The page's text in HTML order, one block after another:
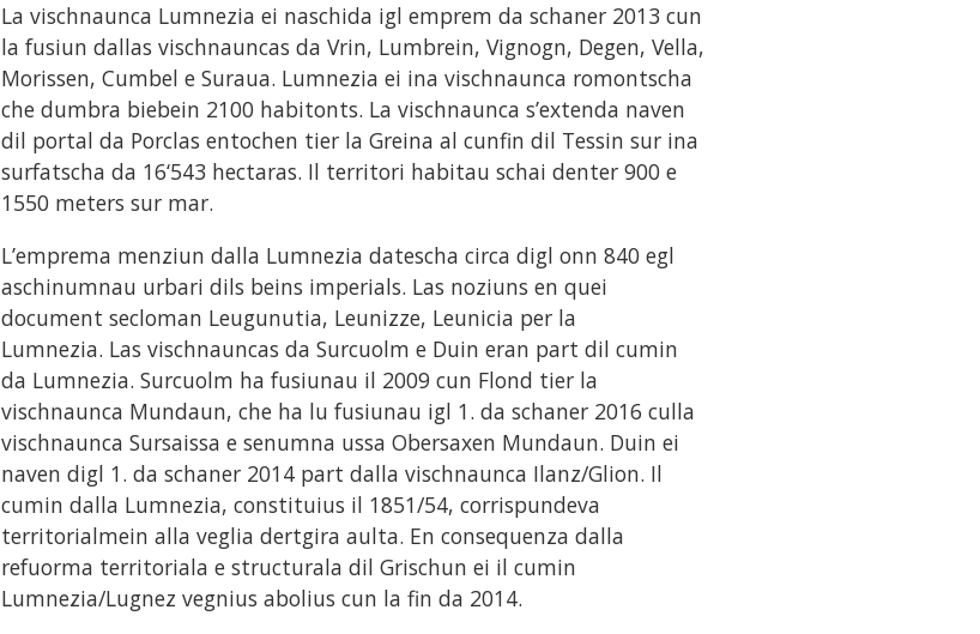
La vischnaunca Lumnezia ei naschida igl emprem da schaner 2013 cun
la fusiun dallas vischnauncas da Vrin, Lumbrein, Vignogn, Degen, Vella,
Morissen, Cumbel e Suraua. Lumnezia ei ina vischnaunca romontscha
che dumbra biebein 2100 habitonts. La vischnaunca s’extenda naven
dil portal da Porclas entochen tier la Greina al cunfin dil Tessin sur ina
surfatscha da 16‘543 hectaras. Il territori habitau schai denter 900 e
1550 meters sur mar.
L’emprema menziun dalla Lumnezia datescha circa digl onn 840 egl
aschinumnau urbari dils beins imperials. Las noziuns en quei
document secloman Leugunutia, Leunizze, Leunicia per la
Lumnezia. Las vischnauncas da Surcuolm e Duin eran part dil cumin
da Lumnezia. Surcuolm ha fusiunau il 2009 cun Flond tier la
vischnaunca Mundaun, che ha lu fusiunau igl 1. da schaner 2016 culla
vischnaunca Sursaissa e senumna ussa Obersaxen Mundaun. Duin ei
naven digl 1. da schaner 2014 part dalla vischnaunca Ilanz/Glion. Il
cumin dalla Lumnezia, constituius il 1851/54, corrispundeva
territorialmein alla veglia dertgira aulta. En consequenza dalla
refuorma territoriala e structurala dil Grischun ei il cumin
Lumnezia/Lugnez vegnius abolius cun la fin da 2014.